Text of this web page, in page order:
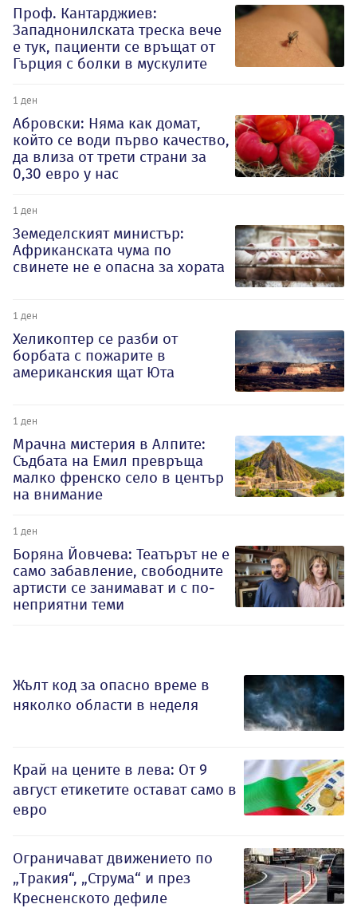
Проф. Кантарджиев:
Западнонилската треска вече
е тук, пациенти се връщат от
Гърция с болки в мускулите
1 ден
Абровски: Няма как домат,
който се води първо качество,
да влиза от трети страни за
0,30 евро у нас
1 ден
Земеделският министър:
Африканската чума по
свинете не е опасна за хората
1 ден
Хеликоптер се разби от
борбата с пожарите в
американския щат Юта
1 ден
Мрачна мистерия в Алпите:
Съдбата на Емил превръща
малко френско село в център
на внимание
1 ден
Боряна Йовчева: Театърът не е
само забавление, свободните
артисти се занимават и с по-
неприятни теми
Жълт код за опасно време в
няколко области в неделя
Край на цените в лева: От 9
август етикетите остават само в
евро
Ограничават движението по
„Тракия“, „Струма“ и през
Кресненското дефиле